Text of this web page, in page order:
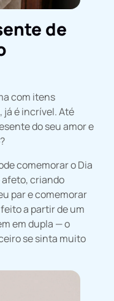
de
com itens
é incrível. Até
do seu amor e
comemorar o Dia
afeto, criando
par e comemorar
a partir de um
em dupla — o
se sinta muito